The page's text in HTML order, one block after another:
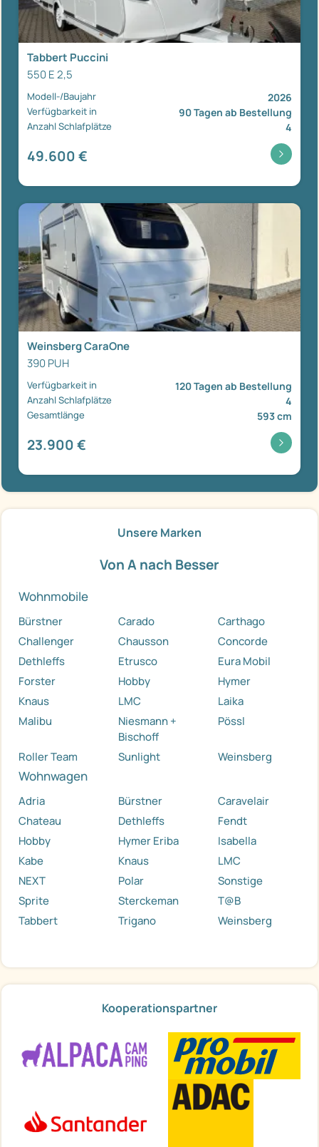
Tabbert Puccini
550 E 2,5
Modell-/Baujahr 2026
Verfügbarkeit in 90 Tagen ab Bestellung
Anzahl Schlafplätze 4
49.600 €
Weinsberg CaraOne
390 PUH
Verfügbarkeit in 120 Tagen ab Bestellung
Anzahl Schlafplätze 4
Gesamtlänge 593 cm
23.900 €
Unsere Marken
Von A nach Besser
Wohnmobile
Bürstner Carado
Carthago
Challenger
Chausson
Concorde
Dethleffs
Etrusco
Eura Mobil
Forster
Hobby
Hymer
Knaus
LMC
Laika
Malibu
Niesmann +
Bischoff
Pössl
Roller Team Sunlight Weinsberg
Wohnwagen
Adria Bürstner
Caravelair
Chateau
Dethleffs
Fendt
Hobby
Hymer Eriba
Isabella
Kabe
Knaus
LMC
NEXT
Polar
Sonstige
Sprite
Sterckeman
T@B
Tabbert
Trigano Weinsberg
Kooperationspartner